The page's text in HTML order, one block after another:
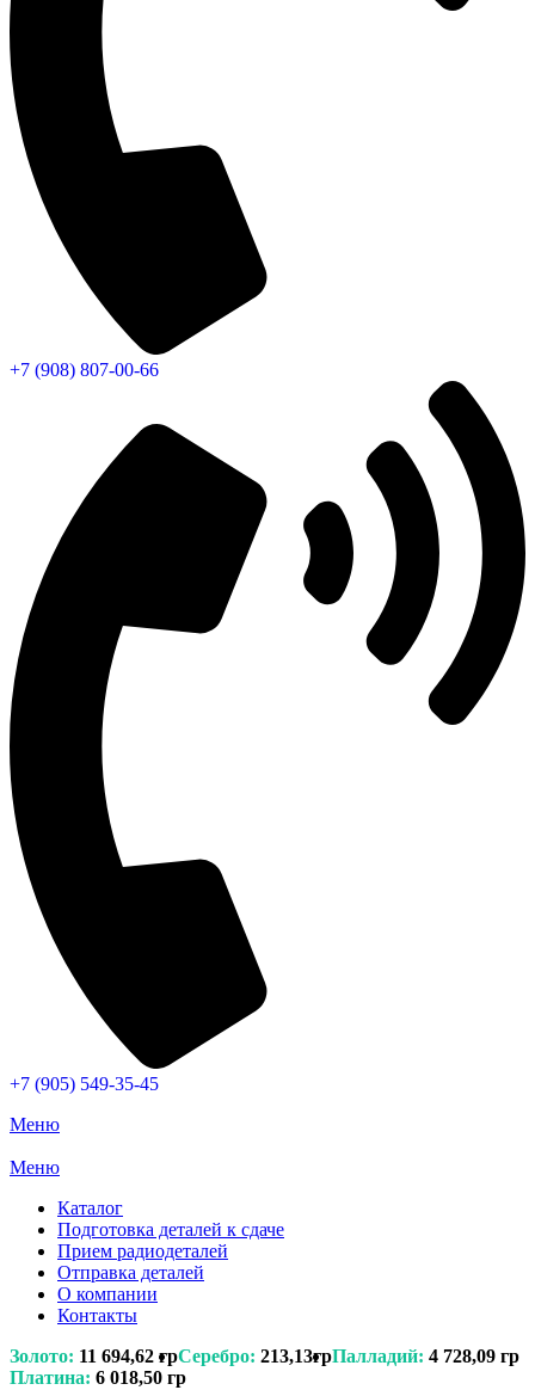
+7 (908) 807-00-66
+7 (905) 549-35-45
Меню
Меню
Каталог
Подготовка деталей к сдаче
Прием радиодеталей
Отправка деталей
О компании
Контакты
Золото: 11 694,62 грСеребро: 213,13грПалладий: 4 728,09 гр
Платина: 6 018,50 гр